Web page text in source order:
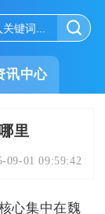
讯中心
里
09-01 09:59:42
心集中在魏